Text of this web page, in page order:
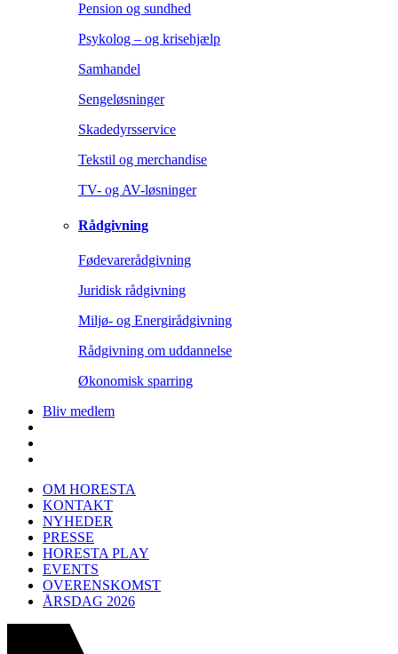
Pension og sundhed
Psykolog – og krisehjælp
Samhandel
Sengeløsninger
Skadedyrsservice
Tekstil og merchandise
TV- og AV-løsninger
Rådgivning
Fødevarerådgivning
Juridisk rådgivning
Miljø- og Energirådgivning
Rådgivning om uddannelse
Økonomisk sparring
Bliv medlem
OM HORESTA
KONTAKT
NYHEDER
PRESSE
HORESTA PLAY
EVENTS
OVERENSKOMST
ÅRSDAG 2026